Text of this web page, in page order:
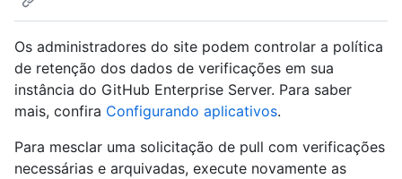
Os administradores do site podem controlar a política
de retenção dos dados de verificações em sua
instância do GitHub Enterprise Server. Para saber
mais, confira Configurando aplicativos.
Para mesclar uma solicitação de pull com verificações
necessárias e arquivadas, execute novamente as